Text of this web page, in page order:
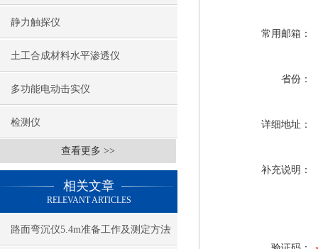
静力触探仪
土工合成材料水平渗透仪
多功能电动击实仪
检测仪
查看更多 >>
相关文章
RELEVANT ARTICLES
路面弯沉仪5.4m准备工作及测定方法
常用邮箱：
省份：
详细地址：
补充说明：